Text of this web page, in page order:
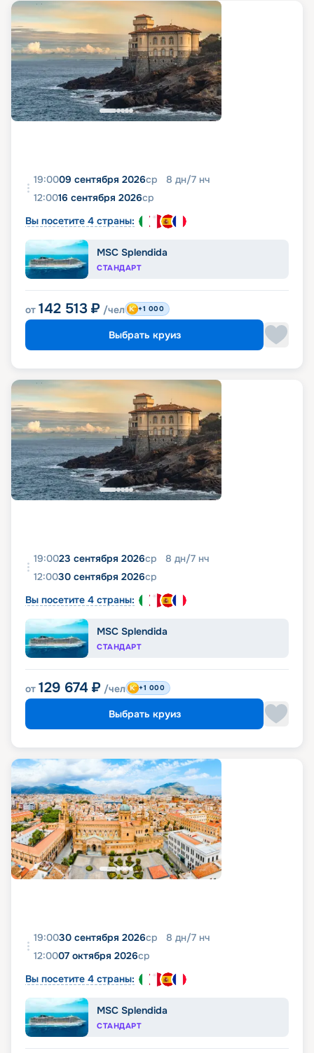
19:0009 сентября 2026ср 8 дн/7 нч
12:0016 сентября 2026ср
Вы посетите 4 страны:
MSC Splendida
СТАНДАРТ
от 142 513 ₽ /чел +1 000
Выбрать круиз
19:0023 сентября 2026ср 8 дн/7 нч
12:0030 сентября 2026ср
Вы посетите 4 страны:
MSC Splendida
СТАНДАРТ
от 129 674 ₽ /чел +1 000
Выбрать круиз
19:0030 сентября 2026ср 8 дн/7 нч
12:0007 октября 2026ср
Вы посетите 4 страны:
MSC Splendida
СТАНДАРТ